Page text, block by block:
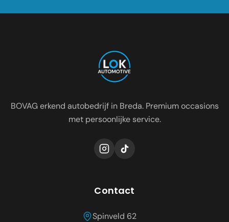
BOVAG erkend autobedrijf in Breda. Premium occasions
met persoonlijke service.
Contact
Spinveld 62